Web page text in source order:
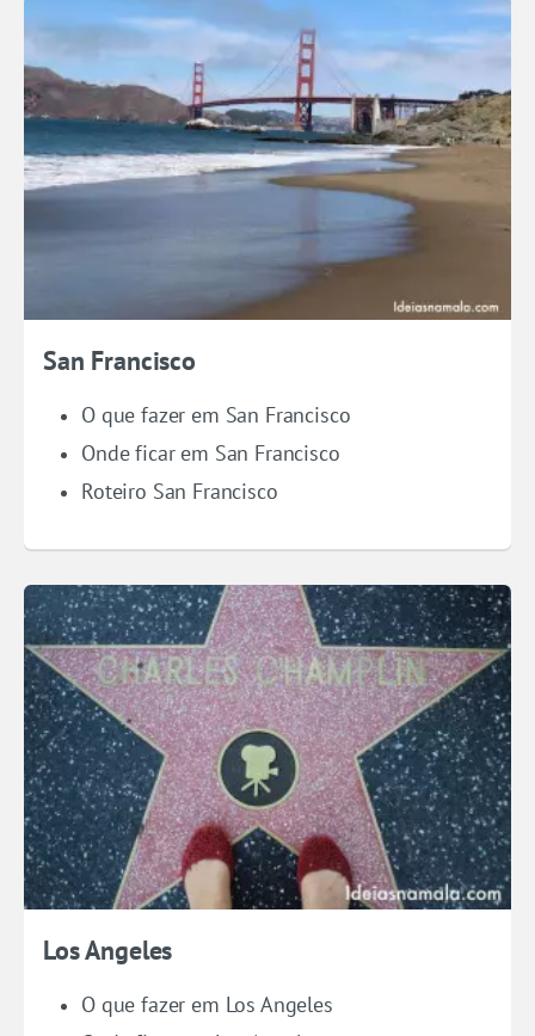
San Francisco
O que fazer em San Francisco
Onde ficar em San Francisco
Roteiro San Francisco
Los Angeles
O que fazer em Los Angeles